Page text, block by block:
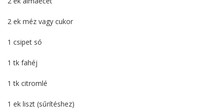
2 ek méz vagy cukor
1 csipet só
1 tk fahéj
1 tk citromlé
1 ek liszt (sűrítéshez)